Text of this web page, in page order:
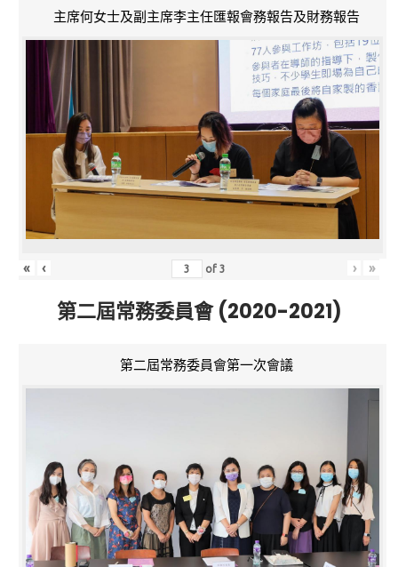
主席何女士及副主席李主任匯報會務報告及財務報告
« ‹ of3 › »
第二屆常務委員會 (2020-2021)
第二屆常務委員會第一次會議